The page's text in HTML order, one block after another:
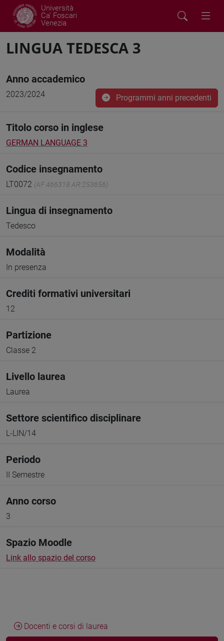
Università
Ca' Foscari
Venezia
LINGUA TEDESCA 3
Anno accademico
2023/2024 Programmi anni precedenti
Titolo corso in inglese
GERMAN LANGUAGE 3
Codice insegnamento
LT0072 (AF:466318 AR:253656)
Lingua di insegnamento
Tedesco
Modalità
In presenza
Crediti formativi universitari
12
Partizione
Classe 2
Livello laurea
Laurea
Settore scientifico disciplinare
L-LIN/14
Periodo
II Semestre
Anno corso
3
Spazio Moodle
Link allo spazio del corso
Docenti e corsi di laurea